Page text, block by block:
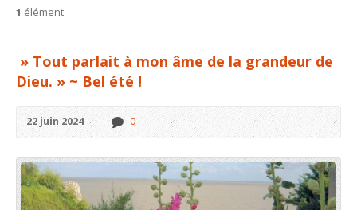
1 élément
» Tout parlait à mon âme de la grandeur de
Dieu. » ~ Bel été !
22 juin 2024 0